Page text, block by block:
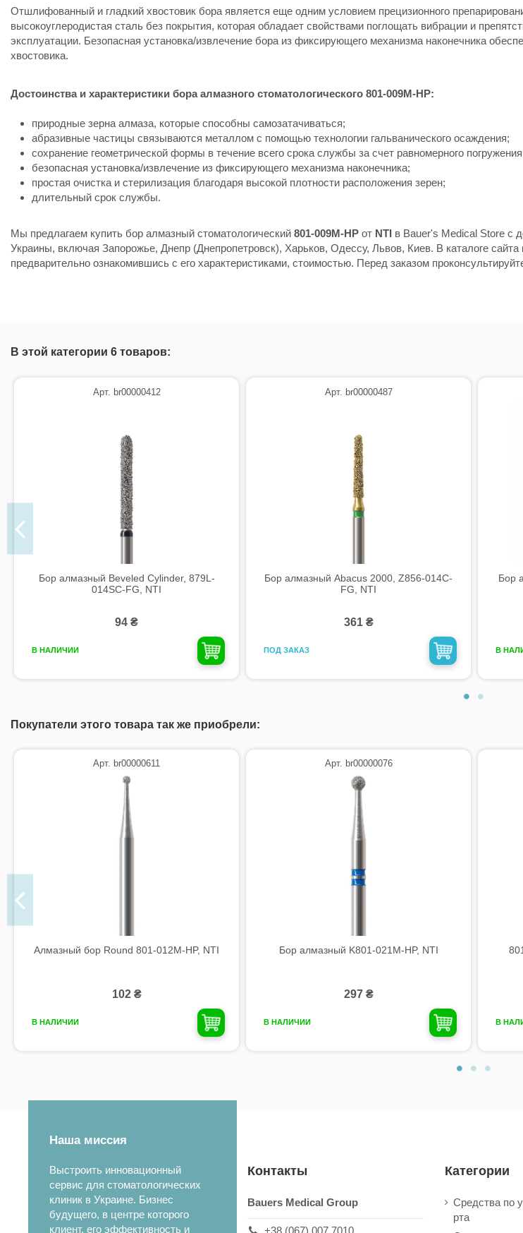
Отшлифованный и гладкий хвостовик бора является еще одним условием прецизионного
высокоуглеродистая сталь без покрытия, которая обладает свойствами поглощать вибрации и
эксплуатации. Безопасная установка/извлечение бора из фиксирующего механизма наконечника
хвостовика.
Достоинства и характеристики бора алмазного стоматологического 801-009M-HP:
природные зерна алмаза, которые способны самозатачиваться;
абразивные частицы связываются металлом с помощью технологии гальванического осаждения;
сохранение геометрической формы в течение всего срока службы за счет равномерного
безопасная установка/извлечение из фиксирующего механизма наконечника;
простая очистка и стерилизация благодаря высокой плотности расположения зерен;
длительный срок службы.
Мы предлагаем купить бор алмазный стоматологический 801-009M-HP от NTI в Bauer's Medical Store с
Украины, включая Запорожье, Днепр (Днепропетровск), Харьков, Одессу, Львов, Киев. В каталоге
предварительно ознакомившись с его характеристиками, стоимостью. Перед заказом
В этой категории 6 товаров:
Арт. br00000412
Бор алмазный Beveled Cylinder, 879L-
014SC-FG, NTI
94 ₴
В НАЛИЧИИ
Арт. br00000487
Бор алмазный Abacus 2000, Z856-014C-
FG, NTI
361 ₴
ПОД ЗАКАЗ
Бор
В
Покупатели этого товара так же приобрели:
Арт. br00000611
Алмазный бор Round 801-012M-HP, NTI
102 ₴
В НАЛИЧИИ
Арт. br00000076
Бор алмазный K801-021M-HP, NTI
297 ₴
В НАЛИЧИИ В
Наша миссия
Выстроить инновационный
сервис для стоматологических
клиник в Украине. Бизнес
будущего, в центре которого
клиент, его эффективность и
Контакты
Bauers Medical Group
Категории
Средства по
рта